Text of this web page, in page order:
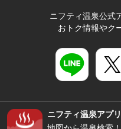
ニフティ温泉公式
おトク情報やク
ニフティ温泉アプリ